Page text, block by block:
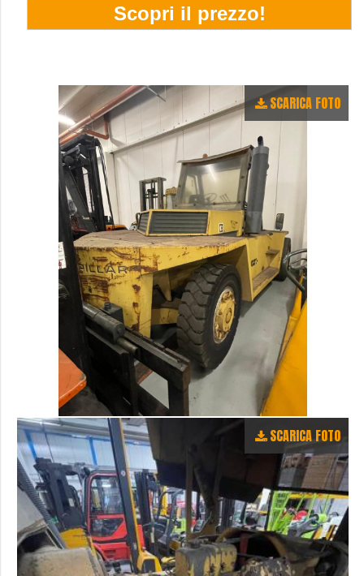
SCARICA FOTO
SCARICA FOTO